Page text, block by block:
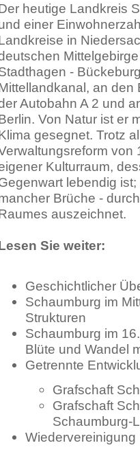
heutige Landkreis
einer
in
-
an
Autobahn A 2 und
Von Natur ist er
gesegnet. Trotz
von
Kulturraum,
lebendig
Brüche -
auszeichnet.
Sie weiter:
Geschichtlicher
Schaumburg im
Strukturen
Schaumburg im
Blüte und Wandel
Getrennte
Grafschaft
Grafschaft
Schaumburg-